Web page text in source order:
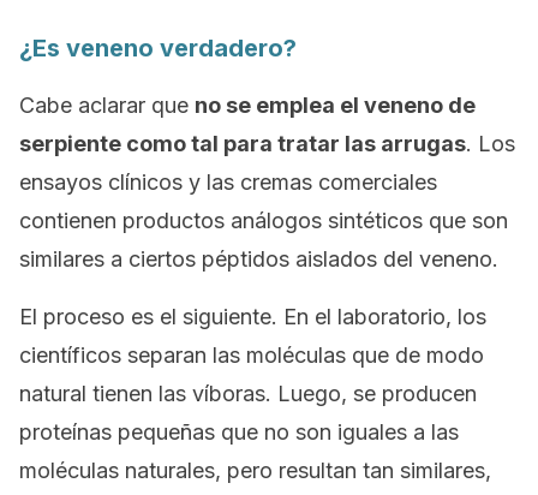
¿Es veneno verdadero?
Cabe aclarar que no se emplea el veneno de
serpiente como tal para tratar las arrugas. Los
ensayos clínicos y las cremas comerciales
contienen productos análogos sintéticos que son
similares a ciertos péptidos aislados del veneno.
El proceso es el siguiente. En el laboratorio, los
científicos separan las moléculas que de modo
natural tienen las víboras. Luego, se producen
proteínas pequeñas que no son iguales a las
moléculas naturales, pero resultan tan similares,